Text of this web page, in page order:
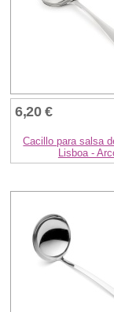
6,20 €
Cacillo para salsa
Lisboa -